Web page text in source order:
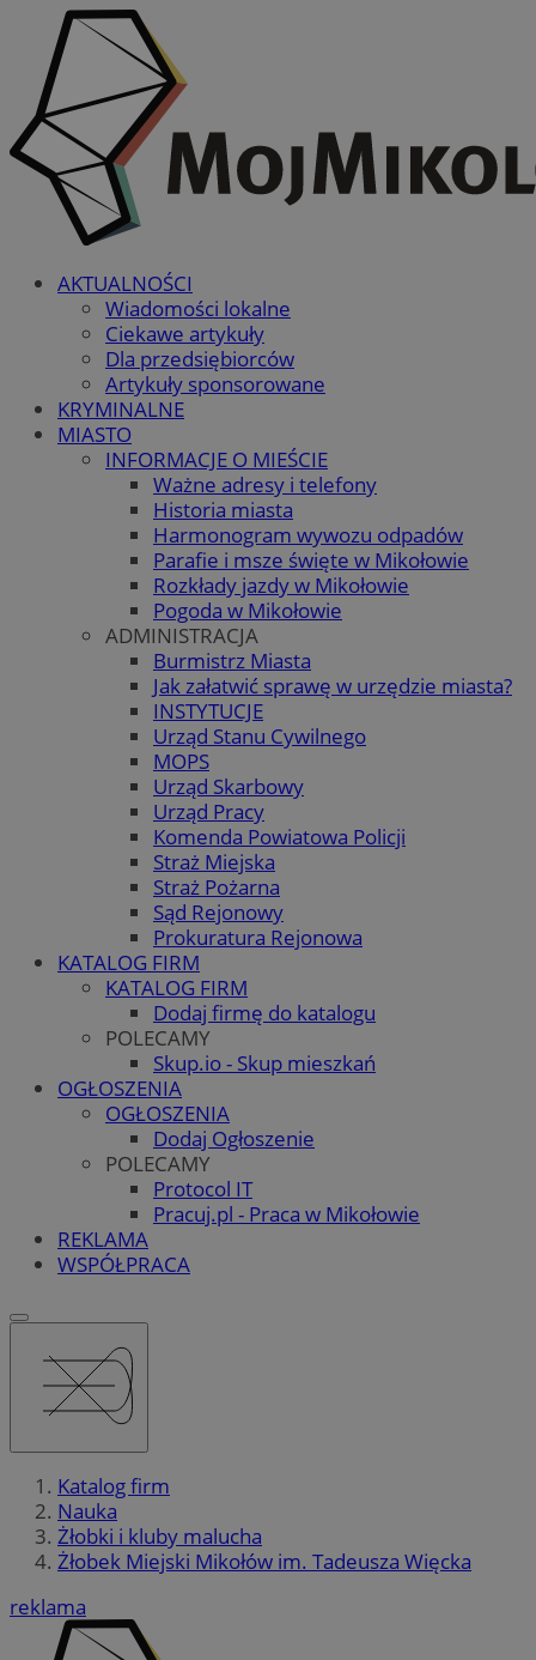
AKTUALNOŚCI
Wiadomości lokalne
Ciekawe artykuły
Dla przedsiębiorców
Artykuły sponsorowane
KRYMINALNE
MIASTO
INFORMACJE O MIEŚCIE
Ważne adresy i telefony
Historia miasta
Harmonogram wywozu odpadów
Parafie i msze święte w Mikołowie
Rozkłady jazdy w Mikołowie
Pogoda w Mikołowie
ADMINISTRACJA
Burmistrz Miasta
Jak załatwić sprawę w urzędzie miasta?
INSTYTUCJE
Urząd Stanu Cywilnego
MOPS
Urząd Skarbowy
Urząd Pracy
Komenda Powiatowa Policji
Straż Miejska
Straż Pożarna
Sąd Rejonowy
Prokuratura Rejonowa
KATALOG FIRM
KATALOG FIRM
Dodaj firmę do katalogu
POLECAMY
Skup.io - Skup mieszkań
OGŁOSZENIA
OGŁOSZENIA
Dodaj Ogłoszenie
POLECAMY
Protocol IT
Pracuj.pl - Praca w Mikołowie
REKLAMA
WSPÓŁPRACA
Katalog firm
Nauka
Żłobki i kluby malucha
Żłobek Miejski Mikołów im. Tadeusza Więcka
reklama